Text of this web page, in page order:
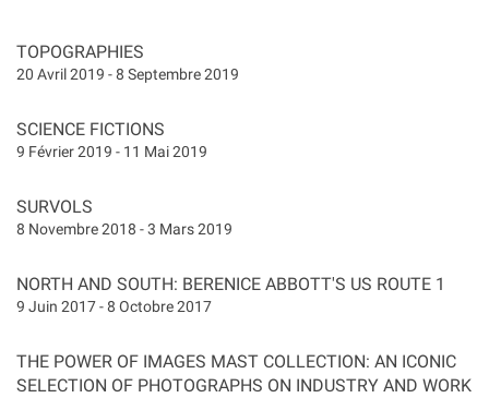
TOPOGRAPHIES
20 Avril 2019 - 8 Septembre 2019
SCIENCE FICTIONS
9 Février 2019 - 11 Mai 2019
SURVOLS
8 Novembre 2018 - 3 Mars 2019
NORTH AND SOUTH: BERENICE ABBOTT'S US ROUTE 1
9 Juin 2017 - 8 Octobre 2017
THE POWER OF IMAGES MAST COLLECTION: AN ICONIC
SELECTION OF PHOTOGRAPHS ON INDUSTRY AND WORK